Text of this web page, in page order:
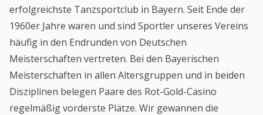
erfolgreichste Tanzsportclub in Bayern. Seit Ende der
1960er Jahre waren und sind Sportler unseres Vereins
häufig in den Endrunden von Deutschen
Meisterschaften vertreten. Bei den Bayerischen
Meisterschaften in allen Altersgruppen und in beiden
Disziplinen belegen Paare des Rot-Gold-Casino
regelmäßig vorderste Plätze. Wir gewannen die